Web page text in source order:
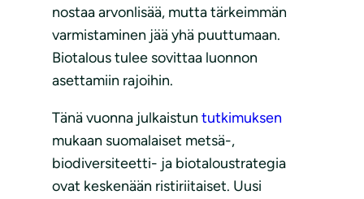
nostaa arvonlisää, mutta tärkeimmän
varmistaminen jää yhä puuttumaan.
Biotalous tulee sovittaa luonnon
asettamiin rajoihin.
Tänä vuonna julkaistun tutkimuksen
mukaan suomalaiset metsä-,
biodiversiteetti- ja biotaloustrategia
ovat keskenään ristiriitaiset. Uusi